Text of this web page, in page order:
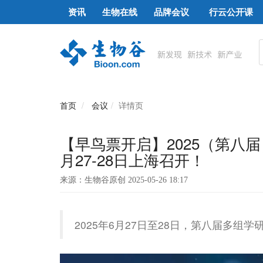
资讯 生物在线 品牌会议 行云公开课
首页 会议 详情页
【早鸟票开启】2025（第八
月27-28日上海召开！
来源：生物谷原创 2025-05-26 18:17
2025年6月27日至28日，第八届多组学